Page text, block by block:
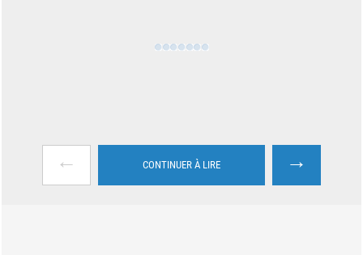
← CONTINUER À LIRE →